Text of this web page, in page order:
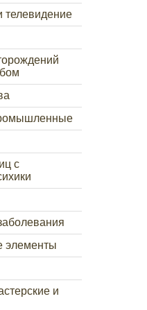
телевидение
с
элементы
и